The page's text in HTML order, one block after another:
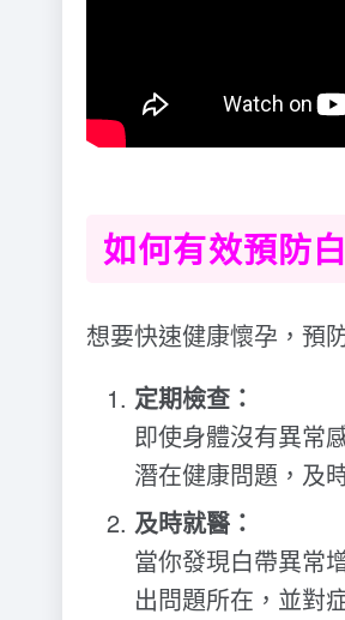
如何有效預防
想要快速健康懷孕，預
定期檢查：
即使身體沒有異常
潛在健康問題，及
及時就醫：
當你發現白帶異常
出問題所在，並對